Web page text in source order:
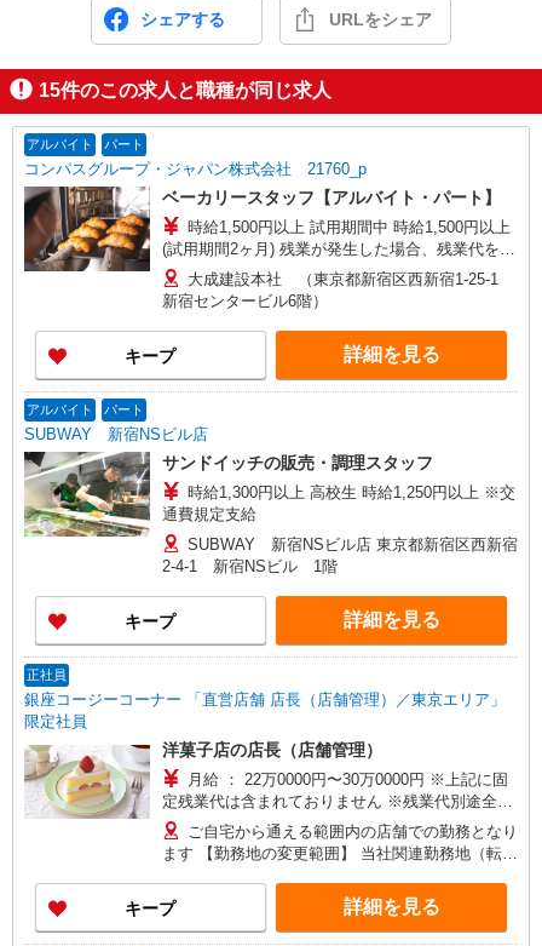
シェアする URLをシェア
15件のこの求人と職種が同じ求人
アルバイト パート
コンパスグループ・ジャパン株式会社 21760_p
ベーカリースタッフ【アルバイト・パート】
時給1,500円以上 試用期間中 時給1,500円以上
(試用期間2ヶ月) 残業が発生した場合、残業代を1
分単位で別途支給します。
大成建設本社 （東京都新宿区西新宿1-25-1
新宿センタービル6階）
キープ 詳細を見る
アルバイト パート
SUBWAY 新宿NSビル店
サンドイッチの販売・調理スタッフ
時給1,300円以上 高校生 時給1,250円以上 ※交
通費規定支給
SUBWAY 新宿NSビル店 東京都新宿区西新宿
2-4-1 新宿NSビル 1階
キープ 詳細を見る
正社員
銀座コージーコーナー 「直営店舗 店長（店舗管理）／東京エリア」
限定社員
洋菓子店の店長（店舗管理）
月給 ： 22万0000円〜30万0000円 ※上記に固
定残業代は含まれておりません ※残業代別途全額
支給 ※経験・スキル等を考慮の上でご提示します
【手当】 ・時間外勤務手当、休日勤務手当、深夜
勤務手当 ・店舗勤務手当 ・職長手当（店長就任
後） ・通勤手当 【昇給】 昇給あり（4月） 【賞
与】 年2回（7月・12月） ※試用期間6ヶ月を除く
ご自宅から通える範囲内の店舗での勤務となり
ます 【勤務地の変更範囲】 当社関連勤務地（転居
キープ 詳細を見る